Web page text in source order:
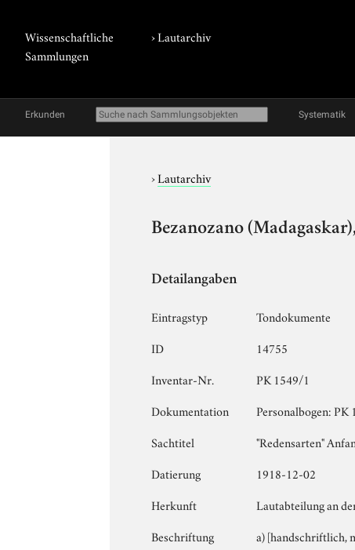
Wissenschaftliche
Sammlungen
›Lautarchiv
Erkunden Systematik
›Lautarchiv
Bezanozano
Detailangaben
Eintragstyp
Tondokumente
ID
14755
Inventar-Nr.
PK 1549/1
Dokumentation
Personalbogen:
Sachtitel
"Redensarten"
Datierung
1918-12-02
Herkunft
Lautabteilung an
Beschriftung
a) [handschriftlich,